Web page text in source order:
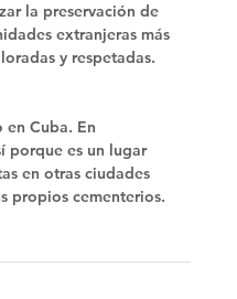
la preservación de
extranjeras más
y respetadas.
Cuba. En
porque es un lugar
en otras ciudades
propios cementerios.